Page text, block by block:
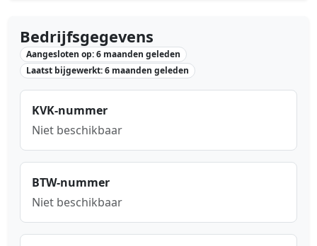
Bedrijfsgegevens
Aangesloten op: 6 maanden geleden
Laatst bijgewerkt: 6 maanden geleden
KVK-nummer
Niet beschikbaar
BTW-nummer
Niet beschikbaar